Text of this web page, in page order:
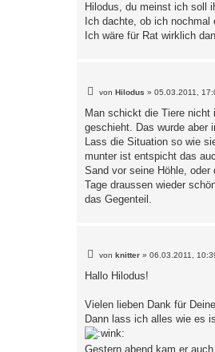
Hilodus, du meinst ich soll
Ich dachte, ob ich
Ich wäre für Rat wirklich
B
t
r
g
vonHilodus »05.03.2011,
Man schickt die Tiere nicht
geschieht. Das wurde aber
Lass die Situation so wie
munter ist entspicht das
Sand vor seine Höhle,
Tage draussen wieder
das Gegenteil.
B
i
t
a
g
von knitter »06.03.2011,
Hallo Hilodus!
Vielen lieben Dank für
Dann lass ich alles wie es
Gestern abend kam er